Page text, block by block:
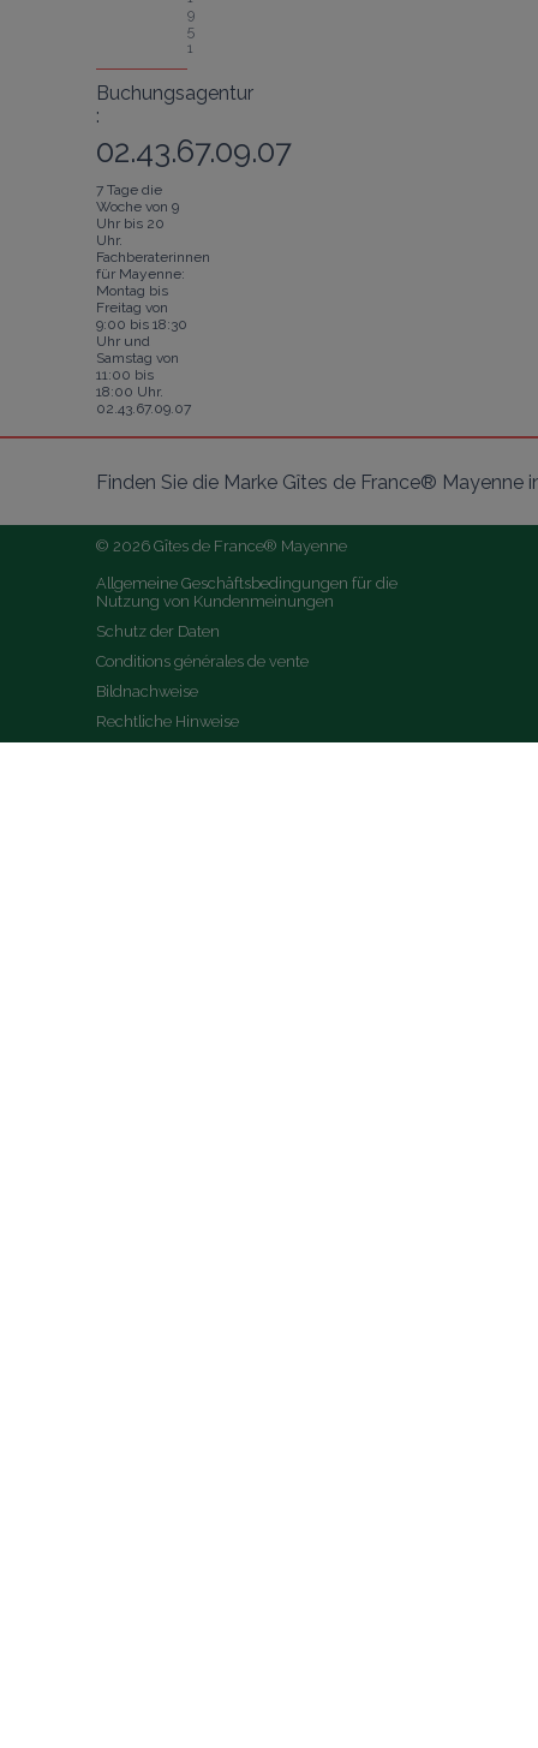
9
5
1
Buchungsagentur
:
02.43.67.09.07
7 Tage die
Woche von 9
Uhr bis 20
Uhr.
Fachberaterinnen
für Mayenne:
Montag bis
Freitag von
9:00 bis 18:30
Uhr und
Samstag von
11:00 bis
18:00 Uhr.
02.43.67.09.07
Finden Sie die Marke Gîtes de France® Mayenne
© 2026 Gîtes de France® Mayenne
Allgemeine Geschäftsbedingungen für die
Nutzung von Kundenmeinungen
Schutz der Daten
Conditions générales de vente
Bildnachweise
Rechtliche Hinweise